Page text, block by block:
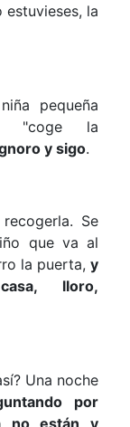
la
pequeña
"coge la
y sigo.
Se
que va al
la puerta,y
lloro,
Una noche
por
no están y